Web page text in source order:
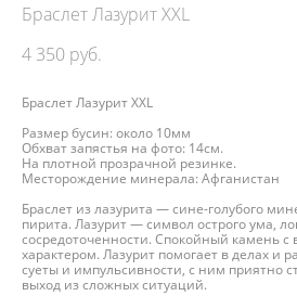
Браслет Лазурит XXL
4 350 pуб.
Браслет Лазурит XXL
Размер бусин: около 10мм
Обхват запястья на фото: 14см.
На плотной прозрачной резинке.
Месторождение минерала: Афганистан
Браслет из лазурита — сине-голубого
пирита. Лазурит — символ острого ума,
сосредоточенности. Спокойный камень
характером. Лазурит помогает в делах и
суеты и импульсивности, с ним приятно
выход из сложных ситуаций.